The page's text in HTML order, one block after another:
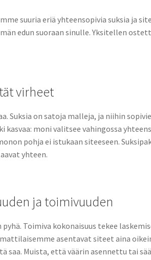
suuria eriä yhteensopivia suksia ja
edun suoraan sinulle. Yksitellen
virheet
Suksia on satoja malleja, ja niihin
kasvaa: moni valitsee vahingossa
pohja ei istukaan siteeseen.
yhteen.
ja toimivuuden
Toimiva kokonaisuus tekee
asentavat siteet aina
saa. Muista, että väärin asennettu tai